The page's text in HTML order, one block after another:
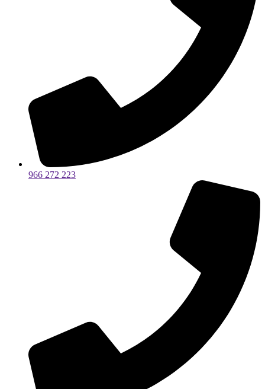
966 272 223